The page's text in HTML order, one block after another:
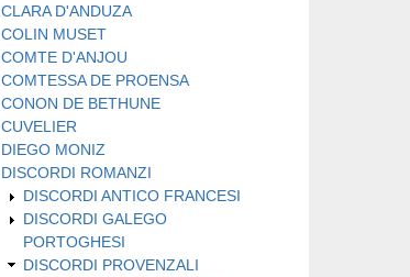
CLARA D'ANDUZA
COLIN MUSET
COMTE D'ANJOU
COMTESSA DE PROENSA
CONON DE BETHUNE
CUVELIER
DIEGO MONIZ
DISCORDI ROMANZI
DISCORDI ANTICO FRANCESI
DISCORDI GALEGO
PORTOGHESI
DISCORDI PROVENZALI